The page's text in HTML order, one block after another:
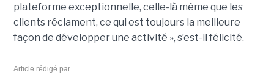
plateforme exceptionnelle, celle-là même que les
clients réclament, ce qui est toujours la meilleure
façon de développer une activité », s’est-il félicité.
Article rédigé par